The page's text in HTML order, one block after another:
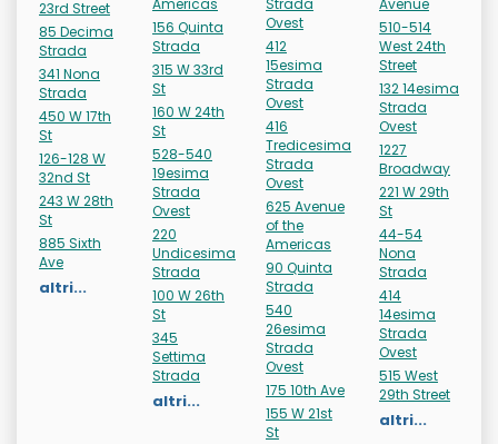
23rd Street
85 Decima
Strada
341 Nona
Strada
450 W 17th
St
126-128 W
32nd St
243 W 28th
St
885 Sixth
Ave
altri...
Americas
156 Quinta
Strada
315 W 33rd
St
160 W 24th
St
528-540
19esima
Strada
Ovest
220
Undicesima
Strada
100 W 26th
St
345
Settima
Strada
altri...
Strada
Ovest
412
15esima
Strada
Ovest
416
Tredicesima
Strada
Ovest
625 Avenue
of the
Americas
90 Quinta
Strada
540
26esima
Strada
Ovest
175 10th Ave
155 W 21st
St
Avenue
510-514
West 24th
Street
132 14esima
Strada
Ovest
1227
Broadway
221 W 29th
St
44-54
Nona
Strada
414
14esima
Strada
Ovest
515 West
29th Street
altri...